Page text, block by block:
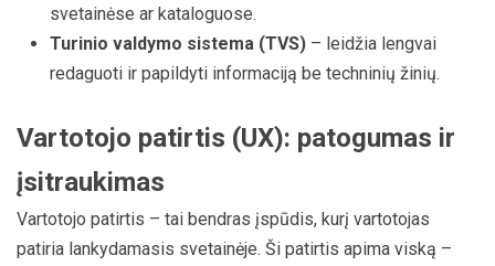
svetainėse ar kataloguose.
Turinio valdymo sistema (TVS) – leidžia lengvai
redaguoti ir papildyti informaciją be techninių žinių.
Vartotojo patirtis (UX): patogumas ir
įsitraukimas
Vartotojo patirtis – tai bendras įspūdis, kurį vartotojas
patiria lankydamasis svetainėje. Ši patirtis apima viską –